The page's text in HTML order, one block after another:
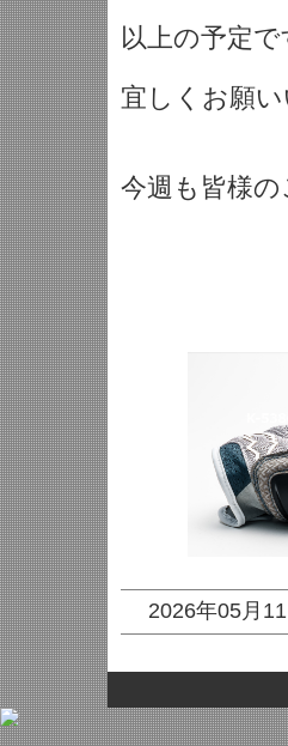
以上の予定で
宜しくお願い
今週も皆様
2026年05月11